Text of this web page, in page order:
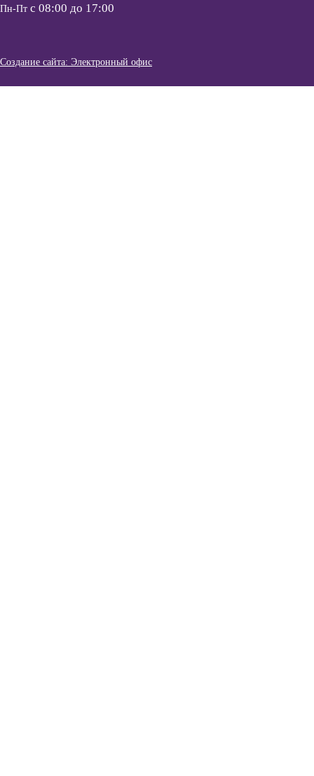
Пн-Пт с 08:00 до 17:00
Создание сайта: Электронный офис